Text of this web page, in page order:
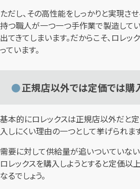
ただし、その高性能をしっかりと実現さ
持つ職人が一つ一つ手作業で製造して
出てきてしまいます。だからこそ、ロレ
っています。
正規店以外では定価では購
基本的にロレックスは正規店以外だと
入しにくい理由の一つとして挙げられます
需要に対して供給量が追いついていな
ロレックスを購入しようとすると定価以
なるでしょう。